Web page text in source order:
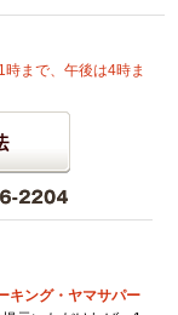
まで、午後は4時ま
キング・ヤマサパー